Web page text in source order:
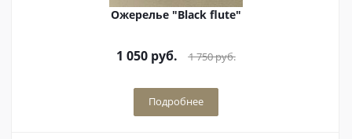
Ожерелье "Black flute"
1 050руб. 1 750руб.
Подробнее